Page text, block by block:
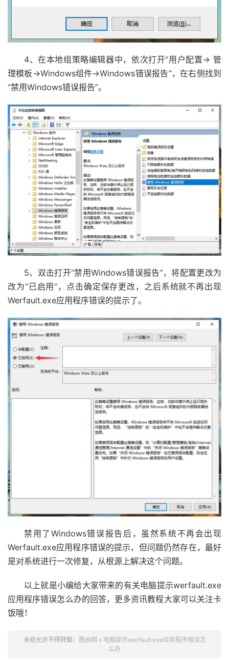
4、在本地组策略编辑器中，依次打开“用户配置→ 管
理模板→Windows组件→Windows错误报告”，在右侧找到
“禁用Windows错误报告”。
5、双击打开“禁用Windows错误报告”，将配置更改为
改为“已启用”，点击确定保存更改，之后系统就不再出现
Werfault.exe应用程序错误的提示了。
禁用了Windows错误报告后，虽然系统不再会出现
Werfault.exe应用程序错误的提示，但问题仍然存在，最好
是对系统进行一次修复，从根源上解决这个问题。
以上就是小编给大家带来的有关电脑提示werfault.exe
应用程序错误怎么办的回答，更多资讯教程大家可以关注卡
饭哦！
未经允许不得转载： 路由网 » 电脑提示werfault.exe应用程序错误怎
么办